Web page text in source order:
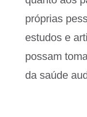
próprias
estudos e
possam
da saúde